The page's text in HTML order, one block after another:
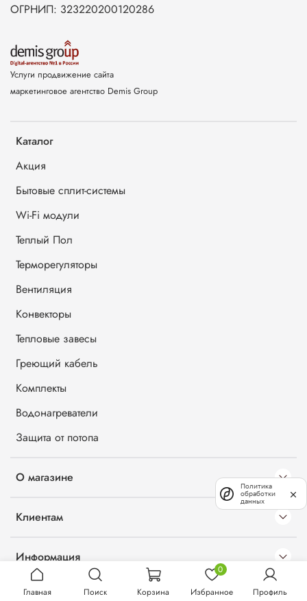
Каталог
Акция
Бытовые сплит-системы
Wi-Fi модули
Теплый Пол
Терморегуляторы
Вентиляция
Конвекторы
Тепловые завесы
Греющий кабель
Комплекты
Водонагреватели
Защита от потопа
О магазине
Клиентам
Информация
ОГРНИП: 323220200120286
Услуги продвижение сайта
маркетинговое агентство Demis Group
Главная Поиск Корзина
0
Избранное
Профиль
Политика
обработки
данных